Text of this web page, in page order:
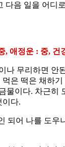
다음 일을 어디
애정운 : 중, 건
나 무리하면 안
은 떡은 채하
물이다. 차근히
이다.
되어 나를 도우